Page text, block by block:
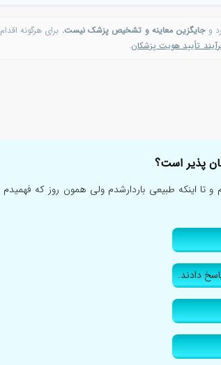
وجایگزین معاینه و تشخیص پزشک نیست. برای هرگونه
تأیید هویت پزشکان.
پذیر است؟
تا اینکه طبیعی باردارشدم ولی همون روز که فهمیدم
دادند.